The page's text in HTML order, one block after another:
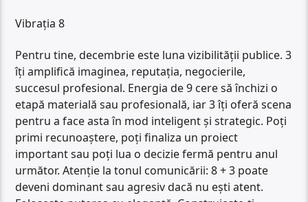
Vibrația 8
Pentru tine, decembrie este luna vizibilității publice. 3
îți amplifică imaginea, reputația, negocierile,
succesul profesional. Energia de 9 cere să închizi o
etapă materială sau profesională, iar 3 îți oferă scena
pentru a face asta în mod inteligent și strategic. Poți
primi recunoaștere, poți finaliza un proiect
important sau poți lua o decizie fermă pentru anul
următor. Atenție la tonul comunicării: 8 + 3 poate
deveni dominant sau agresiv dacă nu ești atent.